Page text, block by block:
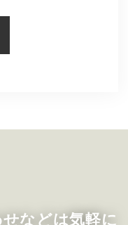
などは気軽に